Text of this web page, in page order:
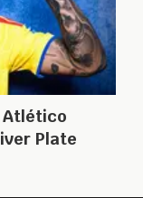
Atlético
Plate